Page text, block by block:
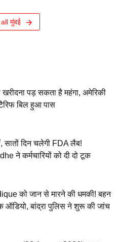
मुंबई
पड़ सकता है महंगा, अमेरिकी
बिल हुआ पास
सातों दिन चलेगी FDA लैब!
ने कर्मचारियों को दी दो टूक
को जान से मारने की धमकी! बहन
ऑडियो, बांद्रा पुलिस ने शुरू की जांच